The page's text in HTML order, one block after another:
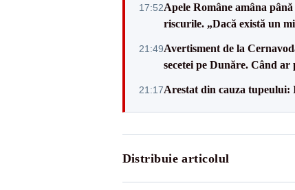
17:52Apele Române amâna
riscurile. „Dacă există un
21:49Avertisment de la
secetei pe Dunăre. Când
21:17Arestat din cauza tupeului:
Distribuie articolul